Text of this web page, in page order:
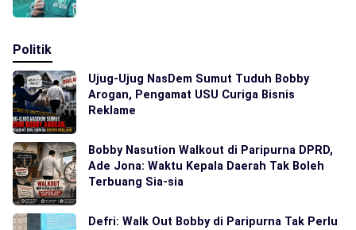
Politik
Ujug-Ujug NasDem Sumut Tuduh Bobby
Arogan, Pengamat USU Curiga Bisnis
Reklame
Bobby Nasution Walkout di Paripurna DPRD,
Ade Jona: Waktu Kepala Daerah Tak Boleh
Terbuang Sia-sia
Defri: Walk Out Bobby di Paripurna Tak Perlu